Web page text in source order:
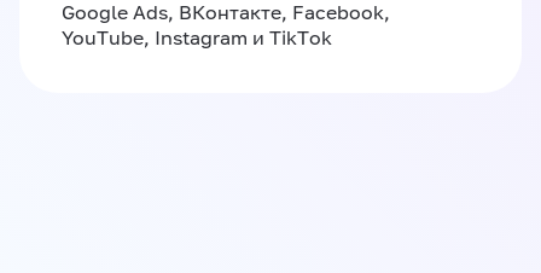
Google Ads, ВКонтакте, Facebook,
YouTube, Instagram и TikTok